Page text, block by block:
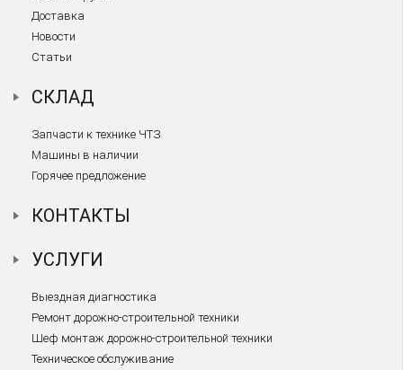
Доставка
Новости
Статьи
СКЛАД
Запчасти к технике ЧТЗ
Машины в наличии
Горячее предложение
КОНТАКТЫ
УСЛУГИ
Выездная диагностика
Ремонт дорожно-строительной техники
Шеф монтаж дорожно-строительной техники
Техническое обслуживание